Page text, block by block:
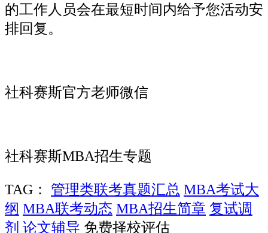
的工作人员会在最短时间内给予您活动安
排回复。
社科赛斯官方老师微信
社科赛斯MBA招生专题
TAG： 管理类联考真题汇总 MBA考试大
纲 MBA联考动态 MBA招生简章 复试调
剂 论文辅导 免费择校评估